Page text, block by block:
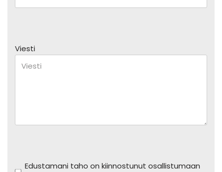
Viesti
Edustamani taho on kiinnostunut osallistumaan